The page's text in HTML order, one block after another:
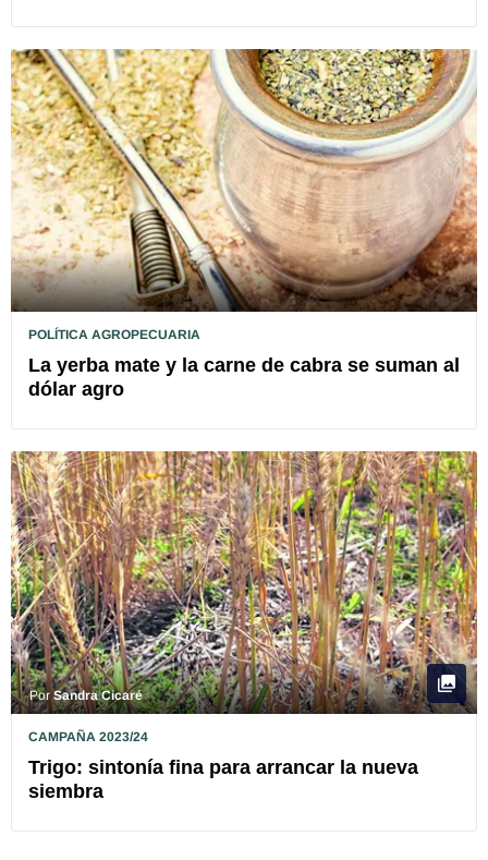
POLÍTICA AGROPECUARIA
La yerba mate y la carne de cabra se suman al
dólar agro
PorSandra Cicaré
CAMPAÑA 2023/24
Trigo: sintonía fina para arrancar la nueva
siembra